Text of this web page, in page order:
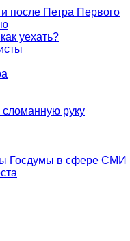
после Петра Первого
уехать?
сломанную руку
Госдумы в сфере СМИ